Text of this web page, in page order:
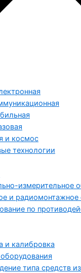
и космос
технологии
измерительное
и радиомонтажное
по
и калибровка
типа средств